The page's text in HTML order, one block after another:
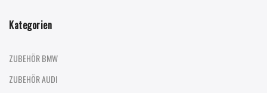
Kategorien
ZUBEHÖR BMW
ZUBEHÖR AUDI